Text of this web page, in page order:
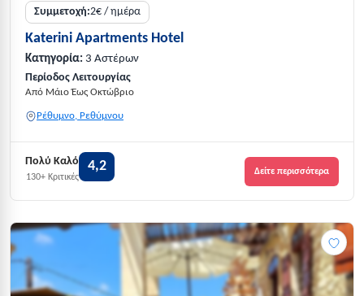
Συμμετοχή:2€ / ημέρα
Katerini Apartments Hotel
Κατηγορία: 3 Αστέρων
Περίοδος Λειτουργίας
Από Μάιο Έως Οκτώβριο
Ρέθυμνο, Ρεθύμνου
Πολύ Καλό
130+ Κριτικές
4,2 Δείτε περισσότερα